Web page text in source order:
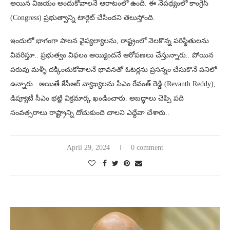
అయిన విజయం అందుకోవాలనే ఆరాటంలో ఉంది. ఈ నేపథ్యంలో కాంగ్రెస్
(Congress) ప్రభుత్వాన్ని టార్గెట్ చేసిందని తెలుస్తోంది.
ఇందులో భాగంగా పాలన వైఫ్యల్యాలను, రాష్ట్రంలో నెలకొన్న పరిస్థితులను
వివరిస్తూ.. ప్రభుత్వం విఫలం అయ్యిందనే ఆరోపణలు చేస్తున్నారు.. పోయిన
పరువు మళ్ళీ దక్కించుకోవాలనే భావనతో ఓటర్లను ప్రసన్నం చేసుకొనే పనిలో
ఉన్నారు.. అయితే కేసీఆర్ వ్యాఖ్యలను సీఎం రేవంత్ రెడ్డి (Revanth Reddy),
డిప్యూటీ సీఎం భట్టి విక్రమార్క ఖండించారు. అబద్ధాలు చెప్పి పది
సంవత్సరాలు రాష్ట్రాన్ని దోచుకుంది చాలని ఎద్దేవా చేశారు..
April 29, 2024 0 comment